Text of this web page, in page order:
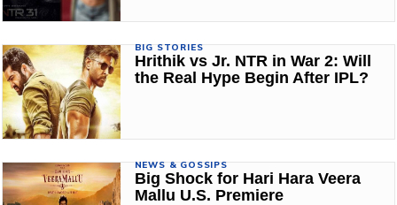
BIG STORIES
Hrithik vs Jr. NTR in War 2: Will
the Real Hype Begin After IPL?
NEWS & GOSSIPS
Big Shock for Hari Hara Veera
Mallu U.S. Premiere